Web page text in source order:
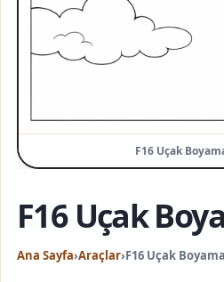
F16 Uçak
F16 Uçak
Ana Sayfa›Araçlar›F16 Uçak